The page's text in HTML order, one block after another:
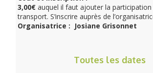
3,00€ auquel il faut ajouter la participation
transport. S’inscrire auprès de
Organisatrice : Josiane Grisonnet
Toutes les dates